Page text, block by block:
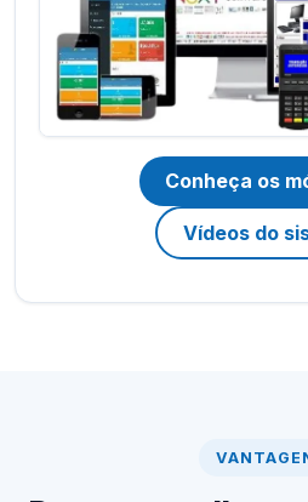
Conheça os
Vídeos do